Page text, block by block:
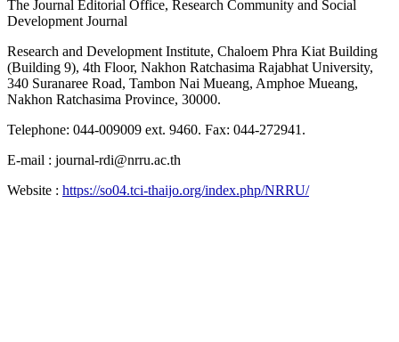
The Journal Editorial Office, Research Community and Social
Development Journal
Research and Development Institute, Chaloem Phra Kiat Building
(Building 9), 4th Floor, Nakhon Ratchasima Rajabhat University,
340 Suranaree Road, Tambon Nai Mueang, Amphoe Mueang,
Nakhon Ratchasima Province, 30000.
Telephone: 044-009009 ext. 9460. Fax: 044-272941.
E-mail : journal-rdi@nrru.ac.th
Website : https://so04.tci-thaijo.org/index.php/NRRU/